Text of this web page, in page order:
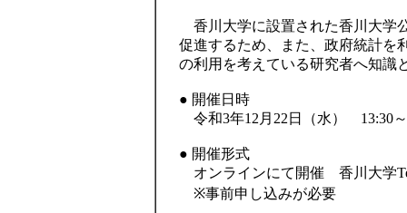
香川大学に設置された香川大学
促進するため、また、政府統計を
の利用を考えている研究者へ知識
● 開催日時
令和3年12月22日（水） 13:30～
● 開催形式
オンラインにて開催 香川大学
※事前申し込みが必要